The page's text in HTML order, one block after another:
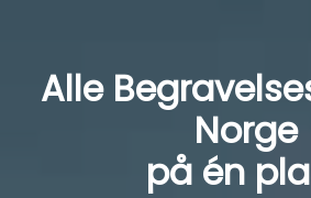
Alle
Norge
på én